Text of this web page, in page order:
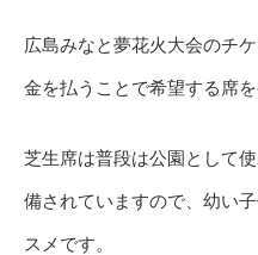
広島みなと夢花火大会のチ
金を払うことで希望する席を
芝生席は普段は公園として
備されていますので、幼い
スメです。